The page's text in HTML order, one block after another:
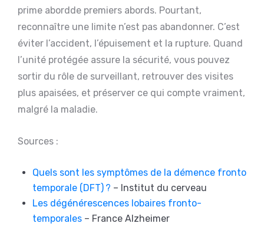
prime abordde premiers abords. Pourtant,
reconnaître une limite n’est pas abandonner. C’est
éviter l’accident, l’épuisement et la rupture. Quand
l’unité protégée assure la sécurité, vous pouvez
sortir du rôle de surveillant, retrouver des visites
plus apaisées, et préserver ce qui compte vraiment,
malgré la maladie.
Sources :
Quels sont les symptômes de la démence fronto
temporale (DFT) ? – Institut du cerveau
Les dégénérescences lobaires fronto-
temporales – France Alzheimer